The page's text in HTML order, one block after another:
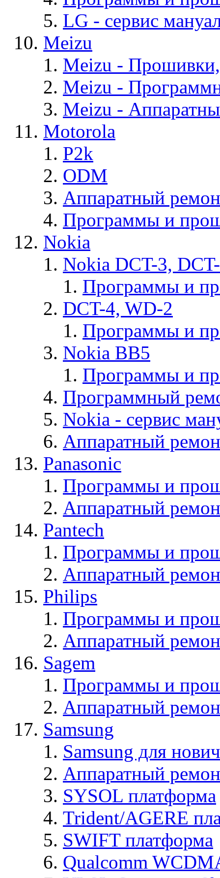
LG - cервис
Meizu
Meizu -
Meizu -
Meizu -
Motorola
P2k
ODM
Аппаратный
Программы и
Nokia
Nokia DCT-3,
Программы и
DCT-4, WD-2
Программы и
Nokia BB5
Программы и
Программный
Nokia - cервис
Аппаратный
Panasonic
Программы и
Аппаратный
Pantech
Программы и
Аппаратный
Philips
Программы и
Аппаратный
Sagem
Программы и
Аппаратный
Samsung
Samsung для
Аппаратный
SYSOL платформа
Trident/AGERE
SWIFT платформа
Qualcomm